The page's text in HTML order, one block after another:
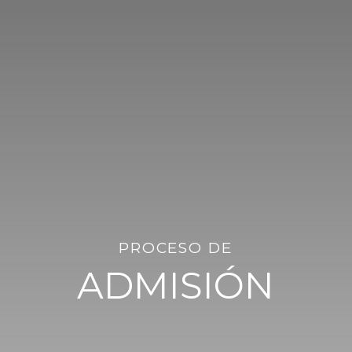
ADMISIÓN
PROCESO DE